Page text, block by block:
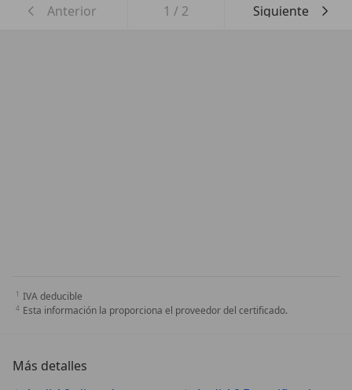
Anterior 1 / 2 Siguiente
IVA deducible
Esta información la proporciona el proveedor del certificado.
Más detalles